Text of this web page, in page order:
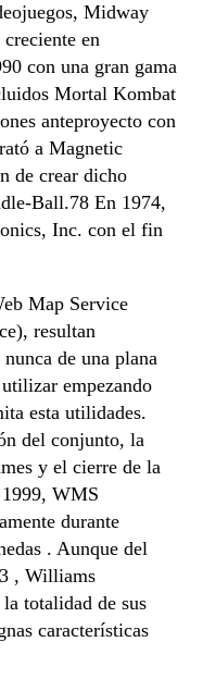
Midway
en
con una gran gama
Mortal Kombat
anteproyecto con
a Magnetic
de crear dicho
Ball.7​8​ En 1974,
Inc. con el fin
Map Service
resultan
de una plana
empezando
esta utilidades.
del conjunto, la
y el cierre de la
WMS
durante
. Aunque del
, Williams
totalidad de sus
características